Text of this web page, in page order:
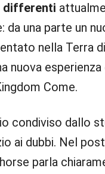
differenti
da una parte un
nella Terra
nuova
Come.
condiviso dallo
ai dubbi. Nel
parla